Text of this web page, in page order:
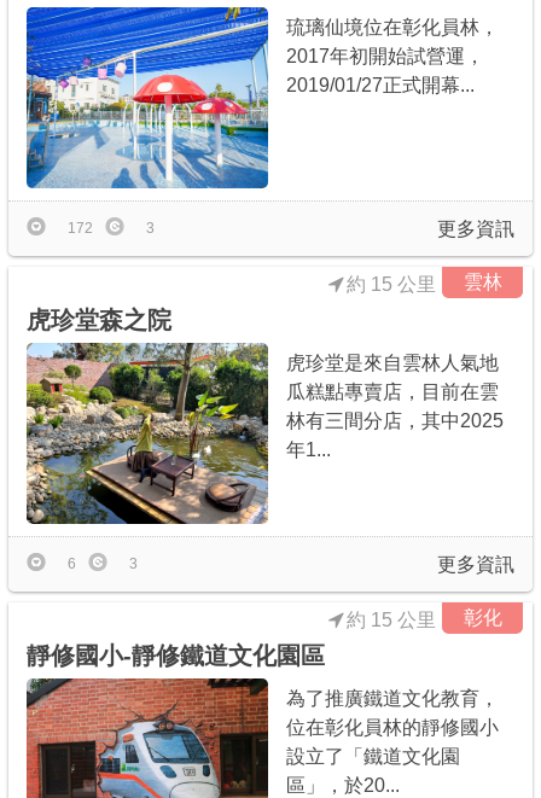
琉璃仙境位在彰化員林，
2017年初開始試營運，
2019/01/27正式開幕...
更多資訊
172 3
雲林
約 15 公里
虎珍堂森之院
虎珍堂是來自雲林人氣地
瓜糕點專賣店，目前在雲
林有三間分店，其中2025
年1...
更多資訊
6 3
彰化
約 15 公里
靜修國小-靜修鐵道文化園區
為了推廣鐵道文化教育，
位在彰化員林的靜修國小
設立了「鐵道文化園
區」，於20...